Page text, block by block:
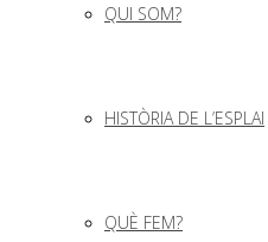
QUI SOM?
HISTÒRIA DE L’ESPLAI
QUÈ FEM?